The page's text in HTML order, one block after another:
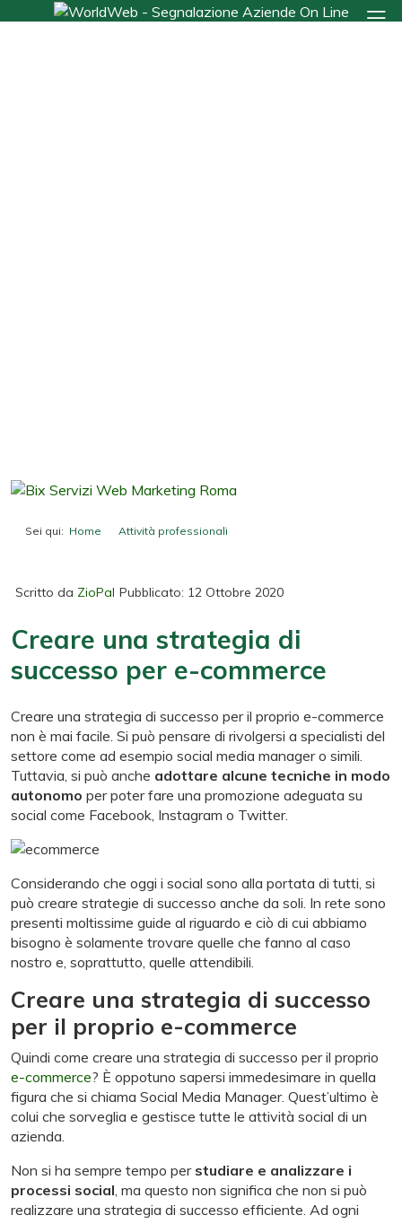
Sei qui: Home
Attività professionali
Scritto da ZioPal Pubblicato: 12 Ottobre 2020
Creare una strategia di
successo per e-commerce
Creare una strategia di successo per il proprio e-commerce
non è mai facile. Si può pensare di rivolgersi a specialisti del
settore come ad esempio social media manager o simili.
Tuttavia, si può anche adottare alcune tecniche in modo
autonomo per poter fare una promozione adeguata su
social come Facebook, Instagram o Twitter.
Considerando che oggi i social sono alla portata di tutti, si
può creare strategie di successo anche da soli. In rete sono
presenti moltissime guide al riguardo e ciò di cui abbiamo
bisogno è solamente trovare quelle che fanno al caso
nostro e, soprattutto, quelle attendibili.
Creare una strategia di successo
per il proprio e-commerce
Quindi come creare una strategia di successo per il proprio
e-commerce? È oppotuno sapersi immedesimare in quella
figura che si chiama Social Media Manager. Quest’ultimo è
colui che sorveglia e gestisce tutte le attività social di un
azienda.
Non si ha sempre tempo per studiare e analizzare i
processi social , ma questo non significa che non si può
realizzare una strategia di successo efficiente. Ad ogni